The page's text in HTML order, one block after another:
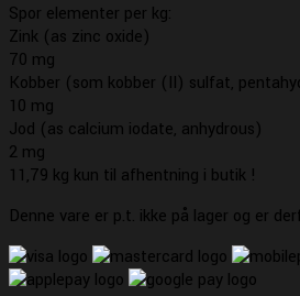
Spor elementer per kg:
Zink (as zinc oxide)
70 mg
Kobber (som kobber (II) sulfat,
10 mg
Jod (as calcium iodate, anhydrous)
2 mg
11,79 kg kun til afhentning i butik !
Denne vare er p.t. ikke på lager og er